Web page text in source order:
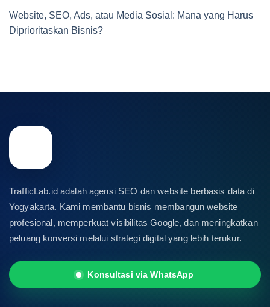
Website, SEO, Ads, atau Media Sosial: Mana yang Harus
Diprioritaskan Bisnis?
TrafficLab.id adalah agensi SEO dan website berbasis data di
Yogyakarta. Kami membantu bisnis membangun website
profesional, memperkuat visibilitas Google, dan meningkatkan
peluang konversi melalui strategi digital yang lebih terukur.
Konsultasi via WhatsApp